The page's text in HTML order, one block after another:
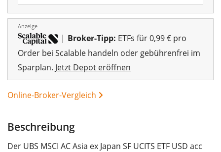
Anzeige
| Broker-Tipp: ETFs für 0,99 € pro
Order bei Scalable handeln oder gebührenfrei im
Sparplan. Jetzt Depot eröffnen
Online-Broker-Vergleich
Beschreibung
Der UBS MSCI AC Asia ex Japan SF UCITS ETF USD acc